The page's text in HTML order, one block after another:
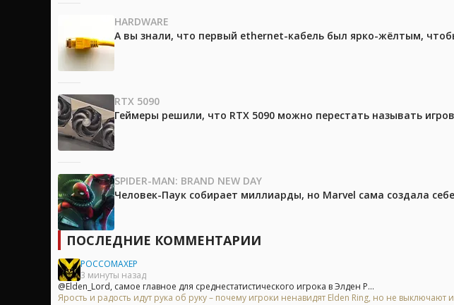
HARDWARE
А вы знали, что первый ethernet-кабель был ярко-жёлтым,
RTX 5090
Геймеры решили, что RTX 5090 можно перестать называть
SPIDER-MAN: BRAND NEW DAY
Человек-Паук собирает миллиарды, но Marvel сама создала
ПОСЛЕДНИЕ КОММЕНТАРИИ
POCCOMAXEP
3 минуты назад
@Elden_Lord, самое главное для среднестатистического игрока в Элден Р...
Ярость и радость идут рука об руку – почему игроки ненавидят Elden Ring, но не выключают